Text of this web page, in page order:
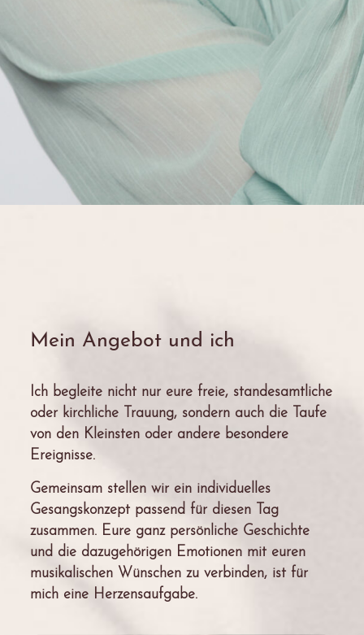
Mein Angebot und ich
Ich begleite nicht nur eure freie, standesamtliche
oder kirchliche Trauung, sondern auch die Taufe
von den Kleinsten oder andere besondere
Ereignisse.
Gemeinsam stellen wir ein individuelles
Gesangskonzept passend für diesen Tag
zusammen. Eure ganz persönliche Geschichte
und die dazugehörigen Emotionen mit euren
musikalischen Wünschen zu verbinden, ist für
mich eine Herzensaufgabe.